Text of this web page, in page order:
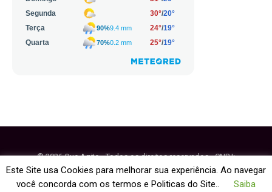
© 2026 Que Agito - Todos os direitos reservados - CNPJ:
64.884.270/0001-95
Este Site usa Cookies para melhorar sua experiência. Ao navegar
você concorda com os termos e Politicas do Site..
Saiba